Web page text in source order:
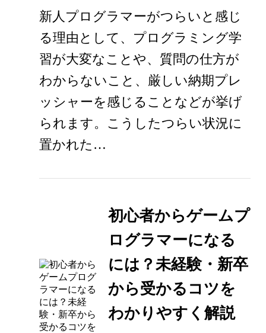
新人プログラマーがつらいと感じ
る理由として、プログラミング学
習が大変なことや、質問の仕方が
わからないこと、厳しい納期プレ
ッシャーを感じることなどが挙げ
られます。こうしたつらい状況に
置かれた…
初心者からゲームプ
ログラマーになる
には？未経験・新卒
から受かるコツを
わかりやすく解説